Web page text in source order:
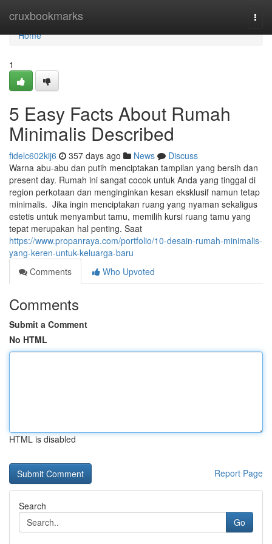
cruxbookmarks
Home
Home
1
5 Easy Facts About Rumah
Minimalis Described
fidelc602kij6 357 days ago News
Discuss
Warna abu-abu dan putih menciptakan tampilan yang bersih dan
present day. Rumah ini sangat cocok untuk Anda yang tinggal di
region perkotaan dan menginginkan kesan eksklusif namun tetap
minimalis. Jika ingin menciptakan ruang yang nyaman sekaligus
estetis untuk menyambut tamu, memilih kursi ruang tamu yang
tepat merupakan hal penting. Saat
https://www.propanraya.com/portfolio/10-desain-rumah-minimalis-
yang-keren-untuk-keluarga-baru
Comments
Who Upvoted
Comments
Submit a Comment
No HTML
HTML is disabled
Report Page
Search
Go